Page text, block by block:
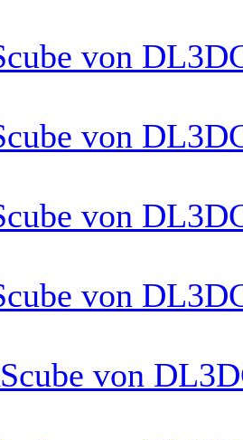
von
von
von
von
von